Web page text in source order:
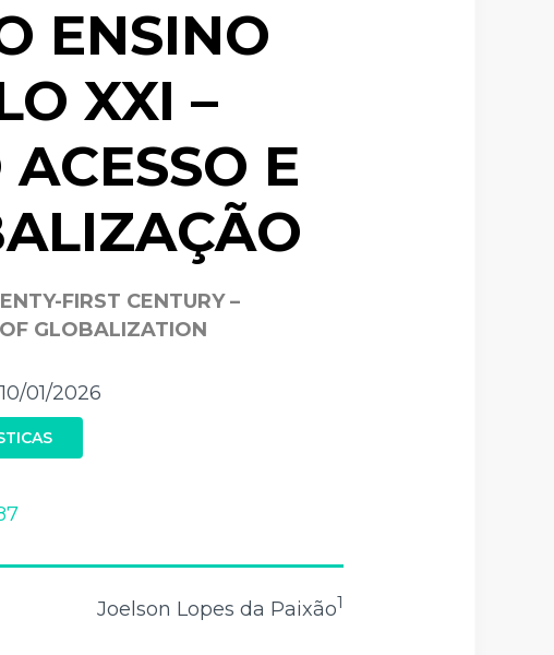
ENSINO
XXI –
E
FIRST CENTURY –
GLOBALIZATION
10/01/2026
Joelson Lopes da Paixão1